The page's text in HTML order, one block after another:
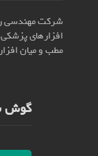
شرکت مهندسی
افزارهای پزشکی
مطب و میان
گوش